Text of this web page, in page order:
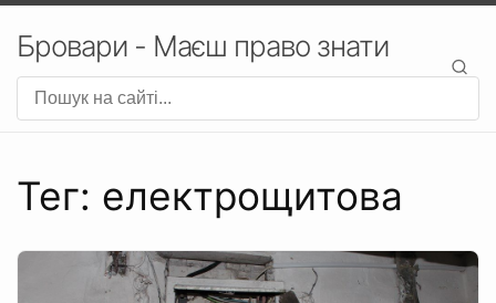
Бровари - Маєш право знати
Тег: електрощитова